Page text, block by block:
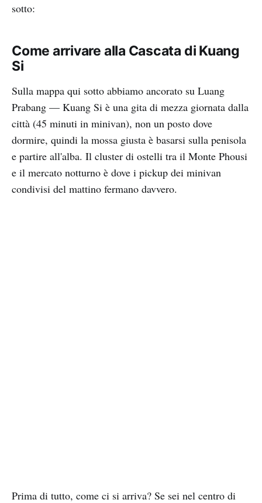
sotto:
Come arrivare alla Cascata di Kuang
Si
Sulla mappa qui sotto abbiamo ancorato su Luang
Prabang — Kuang Si è una gita di mezza giornata dalla
città (45 minuti in minivan), non un posto dove
dormire, quindi la mossa giusta è basarsi sulla penisola
e partire all'alba. Il cluster di ostelli tra il Monte Phousi
e il mercato notturno è dove i pickup dei minivan
condivisi del mattino fermano davvero.
Prima di tutto, come ci si arriva? Se sei nel centro di